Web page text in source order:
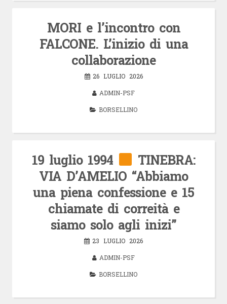
MORI e l’incontro con
FALCONE. L’inizio di una
collaborazione
26 LUGLIO 2026
ADMIN-PSF
BORSELLINO
19 luglio 1994
TINEBRA:
VIA D’AMELIO “Abbiamo
una piena confessione e 15
chiamate di correità e
siamo solo agli inizi”
23 LUGLIO 2026
ADMIN-PSF
BORSELLINO